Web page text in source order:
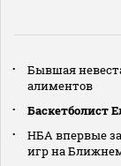
Бывшая
алиментов
Баскетболист
НБА впервые
игр на